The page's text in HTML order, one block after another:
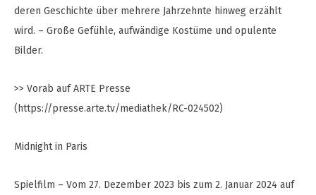
deren Geschichte über mehrere Jahrzehnte hinweg erzählt
wird. – Große Gefühle, aufwändige Kostüme und opulente
Bilder.
>> Vorab auf ARTE Presse
(https://presse.arte.tv/mediathek/RC-024502)
Midnight in Paris
Spielfilm – Vom 27. Dezember 2023 bis zum 2. Januar 2024 auf